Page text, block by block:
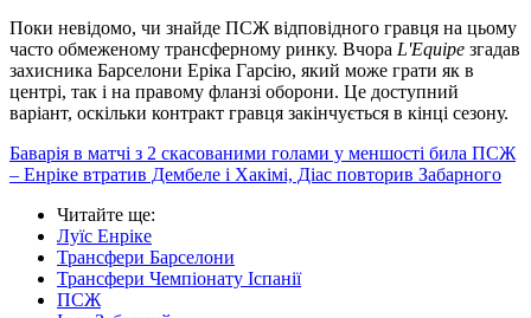
Поки невідомо, чи знайде ПСЖ відповідного гравця на цьому
часто обмеженому трансферному ринку. Вчора L'Equipe згадав
захисника Барселони Еріка Гарсію, який може грати як в
центрі, так і на правому фланзі оборони. Це доступний
варіант, оскільки контракт гравця закінчується в кінці сезону.
Баварія в матчі з 2 скасованими голами у меншості била ПСЖ
– Енріке втратив Дембеле і Хакімі, Діас повторив Забарного
Читайте ще:
Луїс Енріке
Трансфери Барселони
Трансфери Чемпіонату Іспанії
ПСЖ